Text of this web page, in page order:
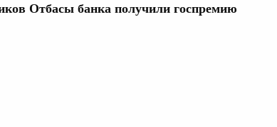
Отбасы банка получили госпремию